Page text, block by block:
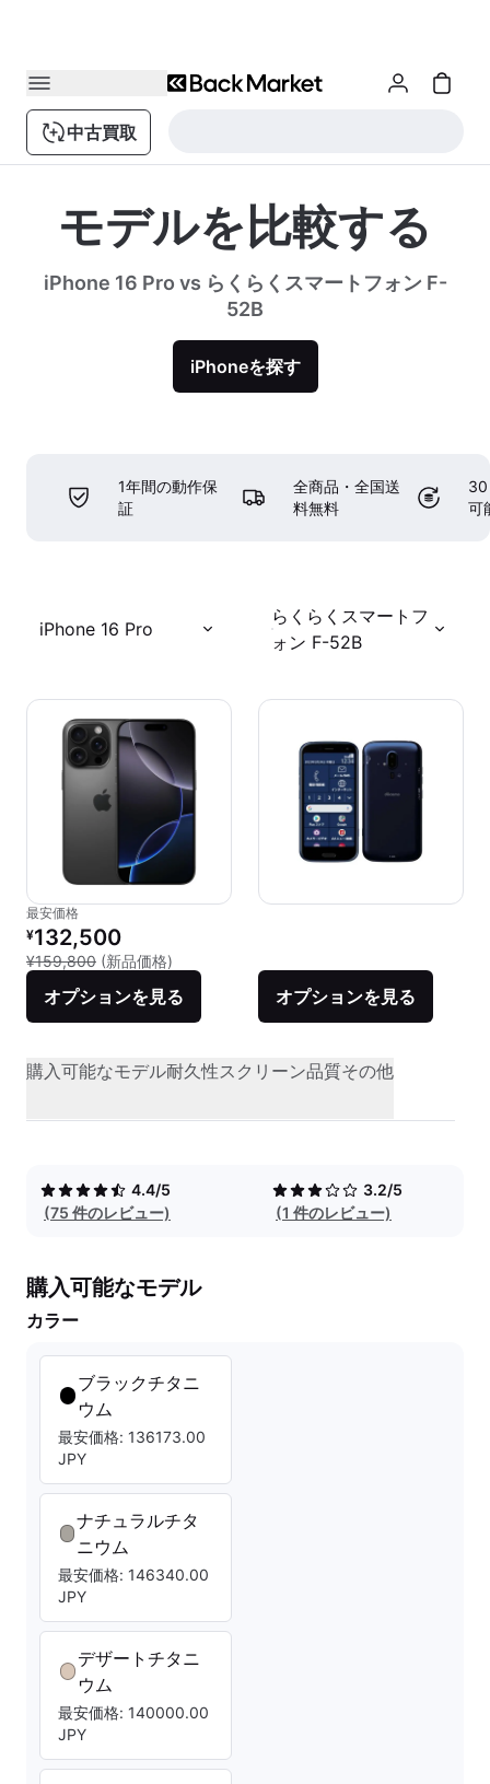
中古買取
モデルを比較する
iPhone 16 Pro vs らくらくスマートフォン F-
52B
iPhoneを探す
1年間の動作保
証
全商品・全国送
料無料
30
可
iPhone 16 Pro
らくらくスマートフ
ォン F-52B
最安価格
リファービッシュ品の価格：
¥132,500
¥159,800 (新品価格)
オプションを見る オプションを見る
購入可能なモデル耐久性スクリーン品質その他
4.4/5
(75 件のレビュー)
3.2/5
(1 件のレビュー)
購入可能なモデル
カラー
ブラックチタニ
ウム
最安価格: 136173.00
JPY
ナチュラルチタ
ニウム
最安価格: 146340.00
JPY
デザートチタニ
ウム
最安価格: 140000.00
JPY